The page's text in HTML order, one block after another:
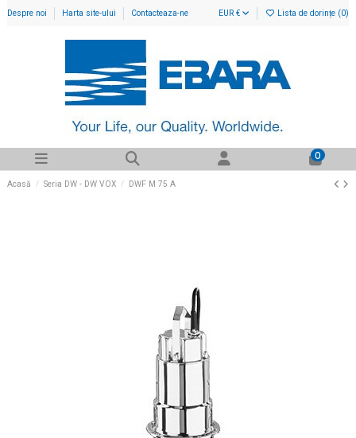
Despre noi Harta site-ului Contacteaza-ne EUR € Lista de dorințe (0)
0
Acasă Seria DW - DW VOX DWF M 75 A